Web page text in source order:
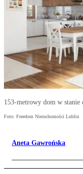
153-metrowy dom w stanie
Foto: Freedom Nieruchomości Lublin
Aneta Gawrońska